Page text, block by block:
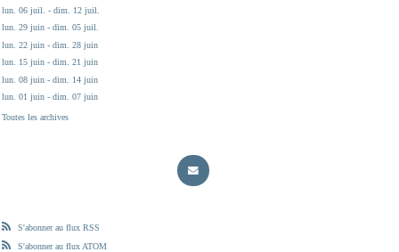
lun. 06 juil. - dim. 12 juil.
lun. 29 juin - dim. 05 juil.
lun. 22 juin - dim. 28 juin
lun. 15 juin - dim. 21 juin
lun. 08 juin - dim. 14 juin
lun. 01 juin - dim. 07 juin
Toutes les archives
S'abonner au flux RSS
S'abonner au flux ATOM